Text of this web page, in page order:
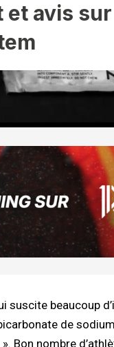
et avis
suscite beaucoup
de
Bon nombre